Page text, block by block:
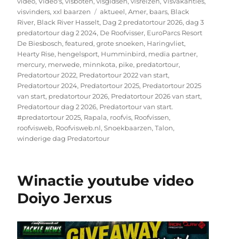
visvinders,xxl baarzen Tags
aktueel,Amer, baars, Black
River, Black River Hasselt, Dag 2 predatortour 2026,dag 3
predatortour dag 2 2024, De Roofvisser, EuroParcs Resort
De Biesbosch,featured,grote snoeken, Haringvliet,
Hearty Rise, hengelsport, Humminbird, media partner,
mercury, merwede, minnkota, pike, predatortour,
Predatortour 2022, Predatortour 2022 van start,
Predatortour 2024, Predatortour 2025, Predatortour 2025
van start, predatortour 2026, Predatortour 2026 van start,
Predatortour dag 2 2026, Predatortour van start.
#predatortour 2025, Rapala, roofvis, Roofvissen,
roofvisweb, Roofvisweb.nl,Snoekbaarzen,Talon,
winderige dag Predatortour
Winactie youtube video
Doiyo Jerxus